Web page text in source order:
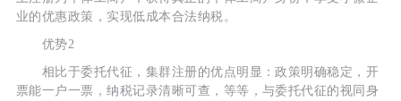
业的优惠政策，实现低成本合法纳税。
优势2
相比于委托代征，集群注册的优点明显：政策明确稳定，开
票能一户一票，纳税记录清晰可查，等等，与委托代征的视同身